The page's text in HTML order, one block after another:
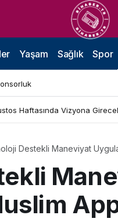
Yaşam Sağlık Spor
Haftasında Vizyona
Destekli Maneviyat